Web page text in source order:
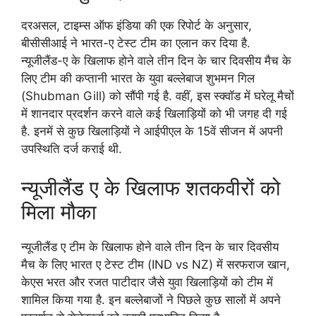
दरअसल, टाइम्स ऑफ इंडिया की एक रिपोर्ट के अनुसार,
बीसीसीआई ने भारत-ए टेस्ट टीम का एलान कर दिया है.
न्यूजीलैंड-ए के खिलाफ होने वाले तीन दिन के चार दिवसीय मैच के
लिए टीम की कप्तानी भारत के युवा बल्लेबाज शुभमन गिल
(Shubman Gill) को सौंपी गई है. वहीं, इस स्क्वॉड में घरेलू मैचों
में शानदार प्रदर्शन करने वाले कई खिलाड़ियों को भी जगह दी गई
है. इनमें से कुछ खिलाड़ियों ने आईपीएल के 15वें सीजन में अपनी
उपस्थिति दर्ज कराई थी.
न्यूजीलैंड ए के खिलाफ शतकवीरों को
मिला मौका
न्यूजीलैंड ए टीम के खिलाफ होने वाले तीन दिन के चार दिवसीय
मैच के लिए भारत ए टेस्ट टीम (IND vs NZ) में सरफराज खान,
केएस भरत और रजत पाटीदार जैसे युवा खिलाड़ियों को टीम में
शामिल किया गया है. इन बल्लेबाजों ने पिछले कुछ सालों में अपने